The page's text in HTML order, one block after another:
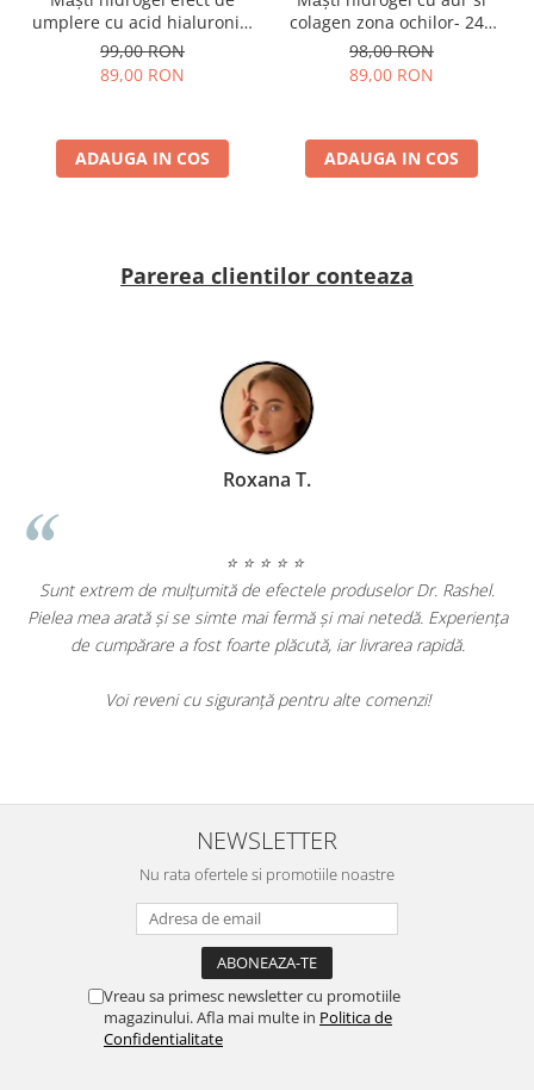
umplere cu acid hialuronic-
Hydrogel Eye Mask 60buc
99,00 RON
89,00 RON
ADAUGA IN COS
colagen zona ochilor- 24K
Gold Collagen - 60 buc
98,00 RON
89,00 RON
ADAUGA IN COS
Parerea clientilor conteaza
Roxana T.
⭐ ⭐ ⭐ ⭐ ⭐
Sunt extrem de mulțumită de efectele produselor Dr. Rashel.
Pielea mea arată și se simte mai fermă și mai netedă. Experiența
de cumpărare a fost foarte plăcută, iar livrarea rapidă.
Voi reveni cu siguranță pentru alte comenzi!
NEWSLETTER
Nu rata ofertele si promotiile noastre
Vreau sa primesc newsletter cu promotiile
magazinului. Afla mai multe in Politica de
Confidentialitate